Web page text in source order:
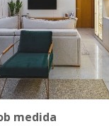
medida